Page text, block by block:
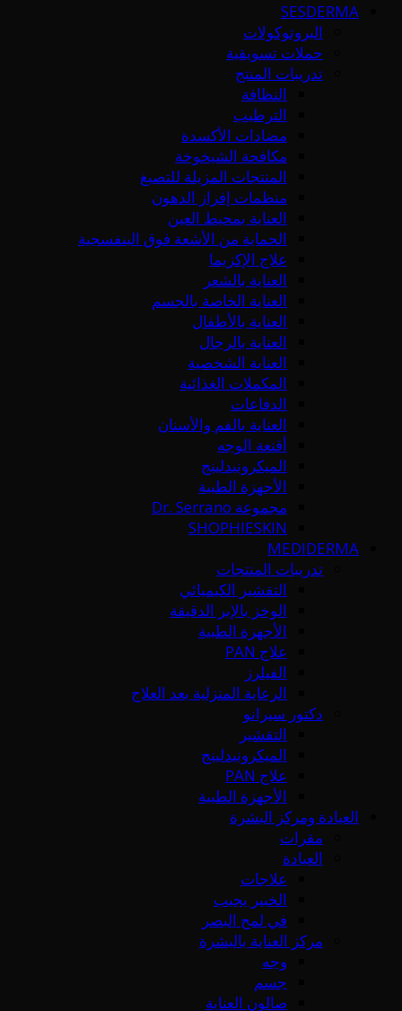
SESDERMA
البروتوكولات
حملات تسويقية
تدريبات المنتج
النظافة
الترطيب
مضادات الأكسدة
مكافحة الشيخوخة
المنتجات المزيلة للتصبغ
منظمات إفراز الدهون
العناية بمحيط العين
الحماية من الأشعة فوق البنفسجية
علاج الإكزيما
العناية بالشعر
العناية الخاصة بالجسم
العناية بالأطفال
العناية بالرجال
العناية الشخصية
المكملات الغذائية
الدفاعات
العناية بالفم والأسنان
أقنعة الوجه
الميكرونيدلينج
الأجهزة الطبية
مجموعة Dr. Serrano
SHOPHIESKIN
MEDIDERMA
تدريبات المنتجات
التقشير الكيميائي
الوخز بالإبر الدقيقة
الأجهزة الطبية
علاج PAN
الفيلرز
الرعاية المنزلية بعد العلاج
دكتور سيرانو
التقشير
الميكرونيدلينج
علاج PAN
الأجهزة الطبية
العيادة ومركز البشرة
مقرات
العيادة
علاجات
الخبير يجيب
في لمح البصر
مركز العناية بالبشرة
وجه
جسم
صالون العناية